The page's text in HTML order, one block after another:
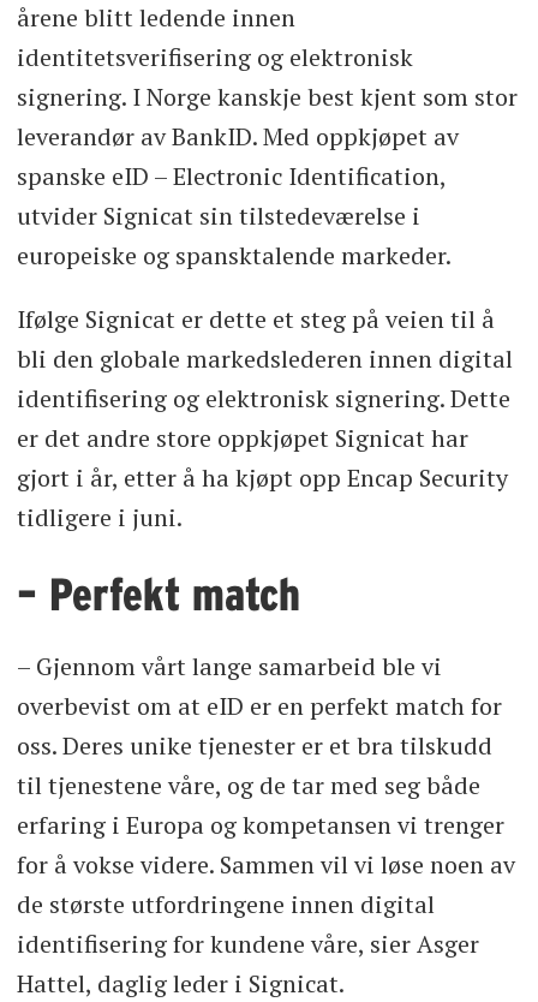
årene blitt ledende innen
identitetsverifisering og elektronisk
signering. I Norge kanskje best kjent som stor
leverandør av BankID. Med oppkjøpet av
spanske eID – Electronic Identification,
utvider Signicat sin tilstedeværelse i
europeiske og spansktalende markeder.
Ifølge Signicat er dette et steg på veien til å
bli den globale markedslederen innen digital
identifisering og elektronisk signering. Dette
er det andre store oppkjøpet Signicat har
gjort i år, etter å ha kjøpt opp Encap Security
tidligere i juni.
– Perfekt match
– Gjennom vårt lange samarbeid ble vi
overbevist om at eID er en perfekt match for
oss. Deres unike tjenester er et bra tilskudd
til tjenestene våre, og de tar med seg både
erfaring i Europa og kompetansen vi trenger
for å vokse videre. Sammen vil vi løse noen av
de største utfordringene innen digital
identifisering for kundene våre, sier Asger
Hattel, daglig leder i Signicat.